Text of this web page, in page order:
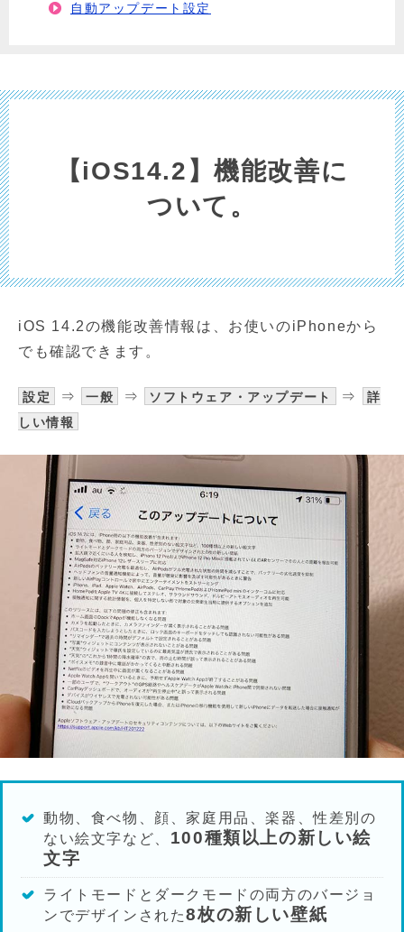
自動アップデート設定
【iOS14.2】機能改善に
ついて。
iOS 14.2の機能改善情報は、お使いのiPhoneから
でも確認できます。
設定 ⇒ 一般 ⇒ ソフトウェア・アップデート ⇒
詳
しい情報
動物、食べ物、顔、家庭用品、楽器、性差別の
ない絵文字など、 100種類以上の新しい絵
文字
ライトモードとダークモードの両方のバージョ
ンでデザインされた8枚の新しい壁紙